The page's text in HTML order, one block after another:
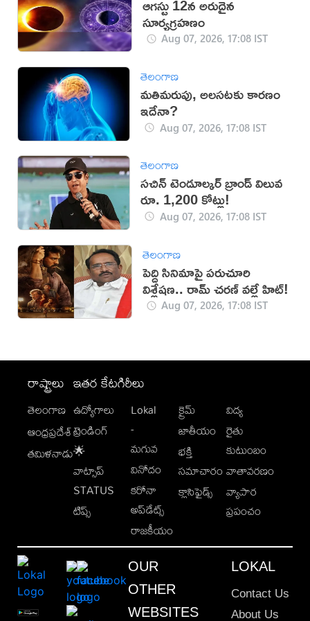
ఆగస్టు 12న అరుదైన
సూర్యగ్రహణం
Aug 07, 2026, 17:08 IST
తెలంగాణ
మతిమరుపు, అలసటకు కారణం
ఇదేనా?
Aug 07, 2026, 17:08 IST
తెలంగాణ
సచిన్ టెండూల్కర్ బ్రాండ్ విలువ
రూ. 1,200 కోట్లు!
Aug 07, 2026, 17:08 IST
తెలంగాణ
పెద్ది సినిమాపై పరుచూరి
విశ్లేషణ.. రామ్ చరణ్ వల్లే హిట్!
Aug 07, 2026, 17:08 IST
రాష్ట్రాలు
తెలంగాణ
ఆంధ్రప్రదేశ్
తమిళనాడు
ఇతర కేటగిరీలు
ఉద్యోగాలు
ట్రెండింగ్
🌟
వాట్సాప్
STATUS
టిప్స్
Lokal
-
మగువ
వినోదం
కరోనా
అప్‌డేట్స్
రాజకీయం
క్రైమ్
జాతీయం
భక్తి
సమాచారం
క్లాసిఫైడ్స్
విద్య
రైతు
కుటుంబం
వాతావరణం
వ్యాపార
ప్రపంచం
OUR
OTHER
WEBSITES
LOKAL
Contact Us
About Us